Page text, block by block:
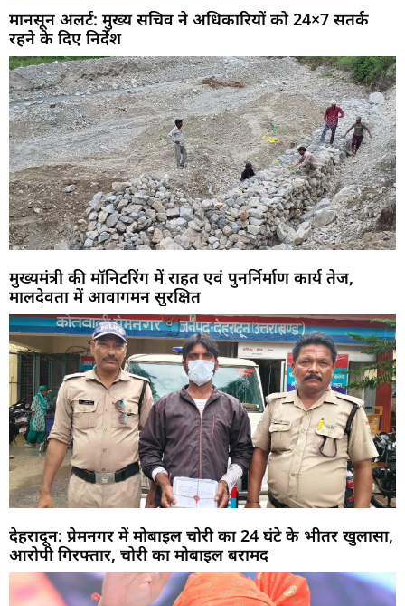
मानसून अलर्ट: मुख्य सचिव ने अधिकारियों को 24×7 सतर्क
रहने के दिए निर्देश
मुख्यमंत्री की मॉनिटरिंग में राहत एवं पुनर्निर्माण कार्य तेज,
मालदेवता में आवागमन सुरक्षित
देहरादून: प्रेमनगर में मोबाइल चोरी का 24 घंटे के भीतर खुलासा,
आरोपी गिरफ्तार, चोरी का मोबाइल बरामद